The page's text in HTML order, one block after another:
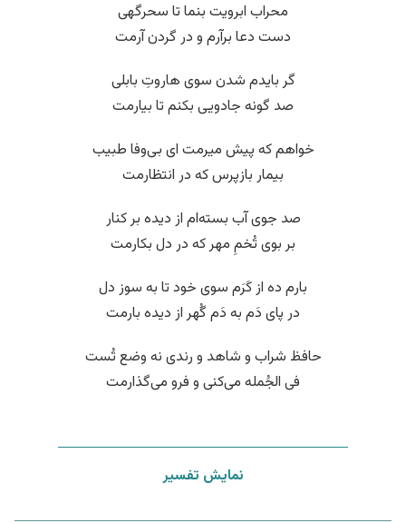
محراب ابرویت بنما تا سحرگهی
دست دعا برآرم و در گردن آرمت
گر بایدم شدن سوی هاروتِ بابلی
صد گونه جادویی بکنم تا بیارمت
خواهم که پیش میرمت ای بی‌وفا طبیب
بیمار بازپرس که در انتظارمت
صد جوی آب بسته‌ام از دیده بر کنار
بر بوی تُخمِ مهر که در دل بکارمت
بارم ده از کَرَم سوی خود تا به سوز دل
در پای دَم به دَم گُهر از دیده بارمت
حافظ شراب و شاهد و رندی نه وضع تُست
فی الجُمله می‌کنی و فرو می‌گذارمت
نمایش تفسیر